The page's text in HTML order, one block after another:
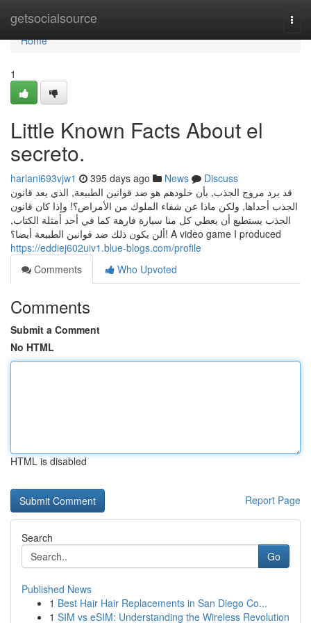
getsocialsource
Home
Home
1
Little Known Facts About el
secreto.
harlani693vjw1 395 days ago News
Discuss
قد يرد مروج الجذب, بأن خلودهم هو ضد قوانين الطبيعة, الذي يعد قانون
الجذب أحداها, ولكن ماذا عن شفاء الملوك من الأمراض؟! وإذا كان قانون
الجذب يستطيع أن يعطي كل منا سيارة فارهة كما في أحد أمثلة الكتاب,
ألن يكون ذلك ضد قوانين الطبيعة أيضا؟! A video game I produced
https://eddiej602uiv1.blue-blogs.com/profile
Comments
Who Upvoted
Comments
Submit a Comment
No HTML
HTML is disabled
Report Page
Search
Go
Published News
1 Best Hair Hair Replacements in San Diego Co...
1 SIM vs eSIM: Understanding the Wireless Revolution